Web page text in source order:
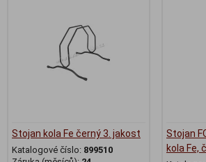
Stojan kola Fe černý 3. jakost
Katalogové číslo: 899510
Stojan
kola Fe,